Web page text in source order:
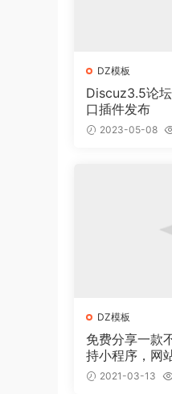
DZ模板
Discuz3.5论
口插件发布
2023-05-08
DZ模板
免费分享一款
持小程序，网
2021-03-13